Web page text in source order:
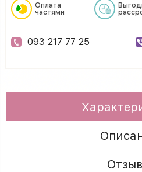
Оплата
частями
093 217 77 25